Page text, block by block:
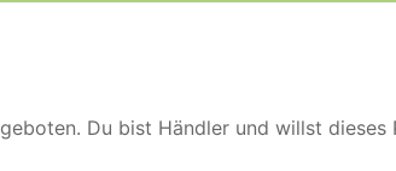
Du bist Händler und willst